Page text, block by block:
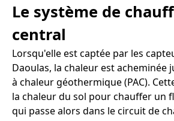
Le système de
central
Lorsqu'elle est captée par les
Daoulas, la chaleur est acheminée
à chaleur géothermique (PAC).
la chaleur du sol pour chauffer un
qui passe alors dans le circuit de